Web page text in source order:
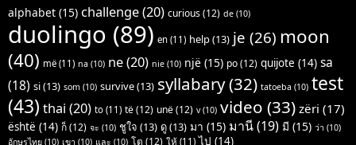
alphabet (15) challenge(20) curious(12) de (10)
duolingo (89) en (11) help(13) je (26) moon
(40) më (11) na (10) ne(20) nie (10) një (15) po(12) quijote (14) sa
(18) si(13) som (10) survive(13) syllabary(32) tatoeba (10) test
(43) thai (20) to (11) të(12) unë(12) v(10) video (33) zëri (17)
është (14) ก็(12) จะ (10) ชูใจ (13) ดู(13) มา (15) มานี(19) มี (15) ว่า (10)
อักษรไทย (10) เขา (10) และ (10) โต (12) ให้ (11) ไป (14)